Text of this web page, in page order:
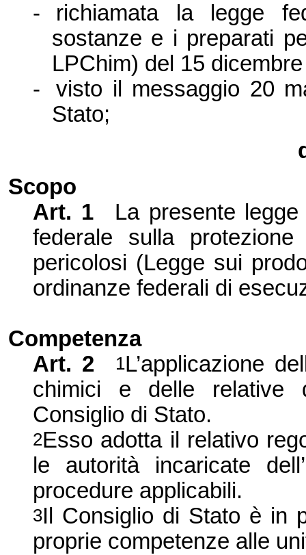
-
richiamata la legge
sostanze e i preparati
LPChim) del 15
-
visto il messaggio 20
Stato;
Scopo
Art. 1
La presente legge
federale sulla
pericolosi (Legge sui
ordinanze federali di
Competenza
Art. 2
1L’applicazione
chimici e delle relative
Consiglio di Stato.
2Esso adotta il relativo
le autorità incaricate
procedure applicabili.
3Il Consiglio di Stato è in
proprie competenze alle